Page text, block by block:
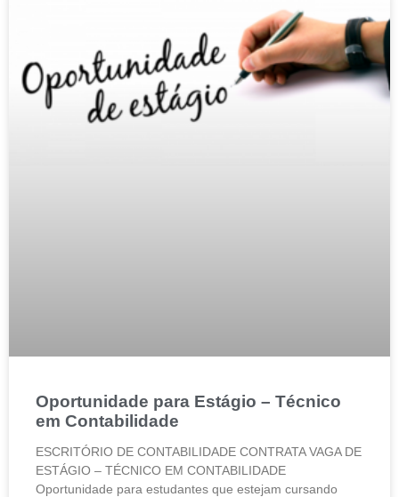
Oportunidade para Estágio – Técnico
em Contabilidade
ESCRITÓRIO DE CONTABILIDADE CONTRATA VAGA DE
ESTÁGIO – TÉCNICO EM CONTABILIDADE
Oportunidade para estudantes que estejam cursando